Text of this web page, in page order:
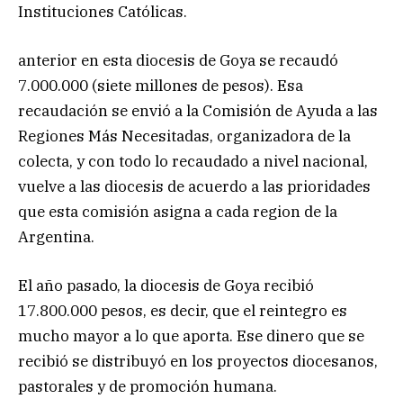
Instituciones Católicas.
anterior en esta diocesis de Goya se recaudó
7.000.000 (siete millones de pesos). Esa
recaudación se envió a la Comisión de Ayuda a las
Regiones Más Necesitadas, organizadora de la
colecta, y con todo lo recaudado a nivel nacional,
vuelve a las diocesis de acuerdo a las prioridades
que esta comisión asigna a cada region de la
Argentina.
El año pasado, la diocesis de Goya recibió
17.800.000 pesos, es decir, que el reintegro es
mucho mayor a lo que aporta. Ese dinero que se
recibió se distribuyó en los proyectos diocesanos,
pastorales y de promoción humana.